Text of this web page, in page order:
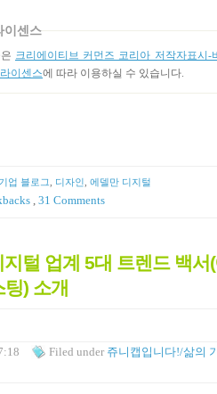
이센스
크리에이티브 커먼즈 코리아 저작자표시-
이센스에 따라 이용하실 수 있습니다.
기업 블로그 디자인 에델만 디지털
31 Comments
털 업계 5대 트렌드 백서
) 소개
Filed under 쥬니캡입니다!/삶의